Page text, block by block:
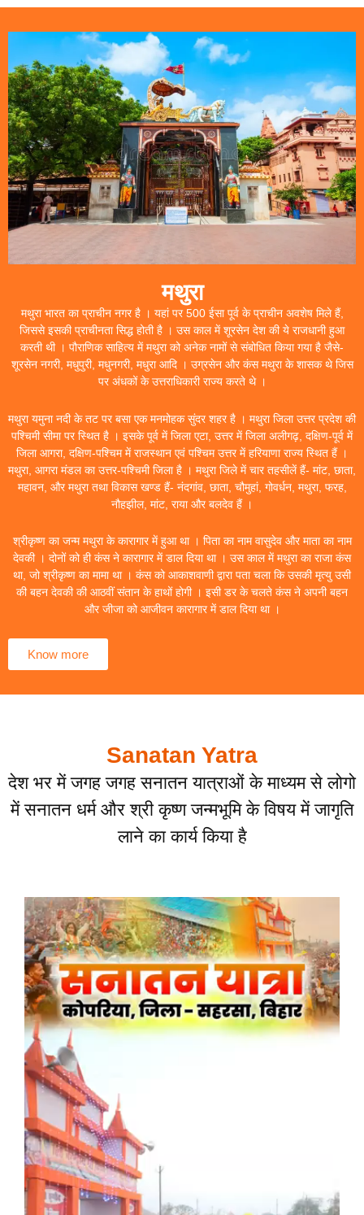
मथुरा
मथुरा भारत का प्राचीन नगर है । यहां पर 500 ईसा पूर्व के प्राचीन अवशेष मिले हैं,
जिससे इसकी प्राचीनता सिद्ध होती है । उस काल में शूरसेन देश की ये राजधानी हुआ
करती थी । पौराणिक साहित्य में मथुरा को अनेक नामों से संबोधित किया गया है जैसे-
शूरसेन नगरी, मधुपुरी, मधुनगरी, मधुरा आदि । उग्रसेन और कंस मथुरा के शासक थे जिस
पर अंधकों के उत्तराधिकारी राज्य करते थे ।
मथुरा यमुना नदी के तट पर बसा एक मनमोहक सुंदर शहर है । मथुरा जिला उत्तर प्रदेश की
पश्चिमी सीमा पर स्थित है । इसके पूर्व में जिला एटा, उत्तर में जिला अलीगढ़, दक्षिण-पूर्व में
जिला आगरा, दक्षिण-पश्चिम में राजस्थान एवं पश्चिम उत्तर में हरियाणा राज्य स्थित हैं ।
मथुरा, आगरा मंडल का उत्तर-पश्चिमी जिला है । मथुरा जिले में चार तहसीलें हैं- मांट, छाता,
महावन, और मथुरा तथा विकास खण्ड हैं- नंदगांव, छाता, चौमुहां, गोवर्धन, मथुरा, फरह,
नौहझील, मांट, राया और बलदेव हैं ।
श्रीकृष्ण का जन्म मथुरा के कारागार में हुआ था । पिता का नाम वासुदेव और माता का नाम
देवकी । दोनों को ही कंस ने कारागार में डाल दिया था । उस काल में मथुरा का राजा कंस
था, जो श्रीकृष्ण का मामा था । कंस को आकाशवाणी द्वारा पता चला कि उसकी मृत्यु उसी
की बहन देवकी की आठवीं संतान के हाथों होगी । इसी डर के चलते कंस ने अपनी बहन
और जीजा को आजीवन कारागार में डाल दिया था ।
Know more
Sanatan Yatra
देश भर में जगह जगह सनातन यात्राओं के माध्यम से लोगो
में सनातन धर्म और श्री कृष्ण जन्मभूमि के विषय में जागृति
लाने का कार्य किया है